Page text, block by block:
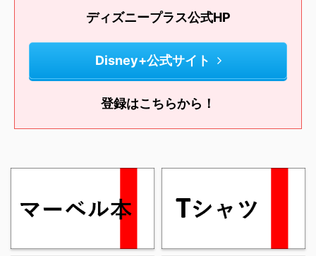
ディズニープラス公式HP
Disney+公式サイト
登録はこちらから！